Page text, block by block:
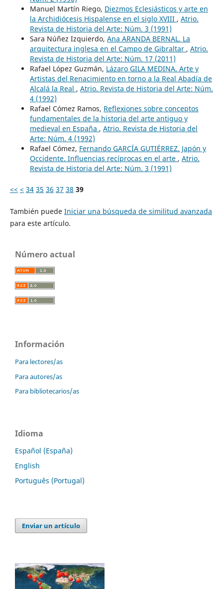
Manuel Martín Riego, Diezmos Eclesiásticos y arte en
la Archidiócesis Hispalense en el siglo XVIII , Atrio.
Revista de Historia del Arte: Núm. 3 (1991)
Sara Núñez Izquierdo, Ana ARANDA BERNAL. La
arquitectura inglesa en el Campo de Gibraltar , Atrio.
Revista de Historia del Arte: Núm. 17 (2011)
Rafael López Guzmán, Lázaro GILA MEDINA. Arte y
Artistas del Renacimiento en torno a la Real Abadía de
Alcalá la Real , Atrio. Revista de Historia del Arte: Núm.
4 (1992)
Rafael Cómez Ramos, Reflexiones sobre conceptos
fundamentales de la historia del arte antiguo y
medieval en España , Atrio. Revista de Historia del
Arte: Núm. 4 (1992)
Rafael Cómez, Fernando GARCÍA GUTIÉRREZ. Japón y
Occidente. Influencias recíprocas en el arte , Atrio.
Revista de Historia del Arte: Núm. 3 (1991)
<< < 34 35 36 37 38 39
También puede Iniciar una búsqueda de similitud avanzada
para este artículo.
Número actual
Información
Para lectores/as
Para autores/as
Para bibliotecarios/as
Idioma
Español (España)
English
Português (Portugal)
Enviar un artículo